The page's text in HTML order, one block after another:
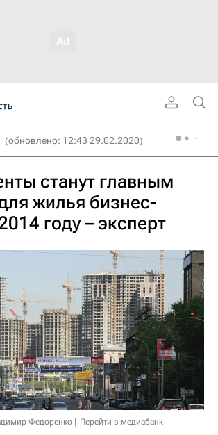
(обновлено: 12:43 29.02.2020)
станут главным
жилья бизнес-
году – эксперт
Федоренко Перейти в медиабанк